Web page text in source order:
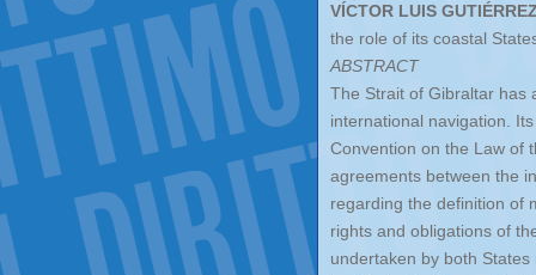
VÍCTOR LUIS
the role of its coastal
ABSTRACT
The Strait of Gibraltar has
international navigation.
Convention on the Law of
agreements between the
regarding the definition of
rights and obligations of
undertaken by both